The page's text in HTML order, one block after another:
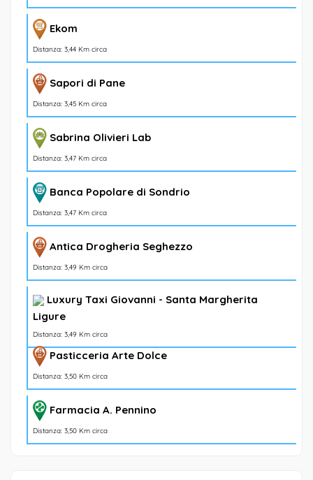
Ekom
Distanza: 3,44 Km circa
Sapori di Pane
Distanza: 3,45 Km circa
Sabrina Olivieri Lab
Distanza: 3,47 Km circa
Banca Popolare di Sondrio
Distanza: 3,47 Km circa
Antica Drogheria Seghezzo
Distanza: 3,49 Km circa
Luxury Taxi Giovanni - Santa Margherita
Ligure
Distanza: 3,49 Km circa
Pasticceria Arte Dolce
Distanza: 3,50 Km circa
Farmacia A. Pennino
Distanza: 3,50 Km circa